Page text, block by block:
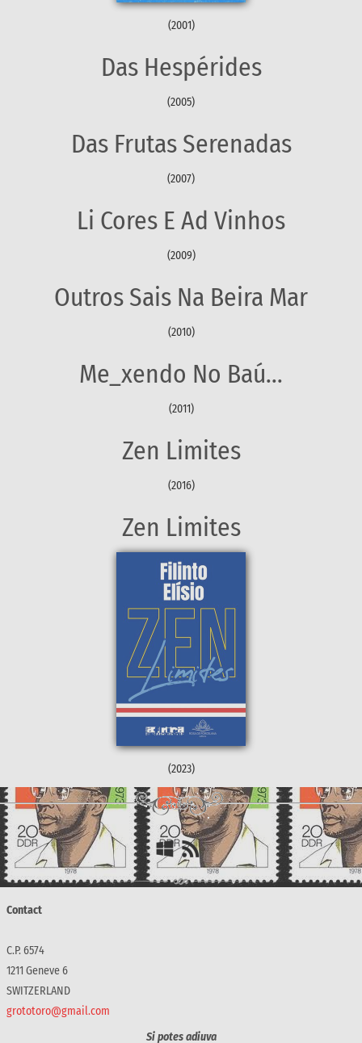
(2001)
Das Hespérides
(2005)
Das Frutas Serenadas
(2007)
Li Cores E Ad Vinhos
(2009)
Outros Sais Na Beira Mar
(2010)
Me_xendo No Baú...
(2011)
Zen Limites
(2016)
Zen Limites
(2023)
Contact
C.P. 6574
1211 Geneve 6
SWITZERLAND
grototoro@gmail.com
Si potes adiuva